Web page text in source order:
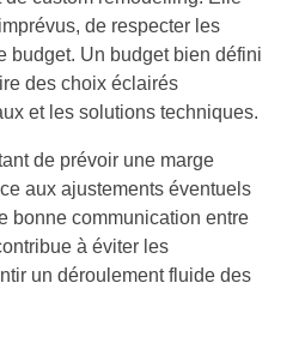
de respecter les
budget. Un budget bien défini
des choix éclairés
et les solutions techniques.
de prévoir une marge
aux ajustements éventuels
bonne communication entre
à éviter les
un déroulement fluide des